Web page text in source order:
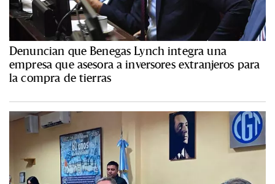
Denuncian que Benegas Lynch integra una
empresa que asesora a inversores extranjeros para
la compra de tierras